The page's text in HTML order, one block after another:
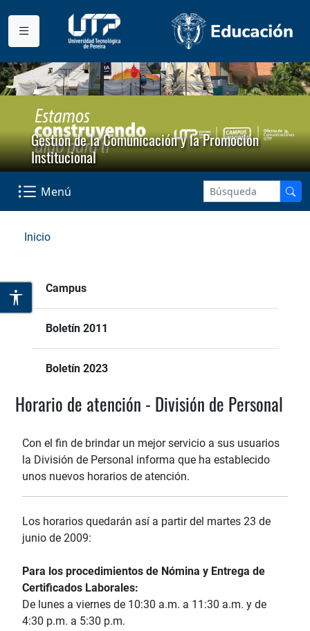
Gestión de la Comunicación y la Promoción
Institucional
Menú
Inicio
Campus
Boletín 2011
Boletín 2023
Horario de atención - División de Personal
Con el fin de brindar un mejor servicio a sus usuarios
la División de Personal informa que ha establecido
unos nuevos horarios de atención.
Los horarios quedarán así a partir del martes 23 de
junio de 2009:
Para los procedimientos de Nómina y Entrega de
Certificados Laborales:
De lunes a viernes de 10:30 a.m. a 11:30 a.m. y de
4:30 p.m. a 5:30 p.m.